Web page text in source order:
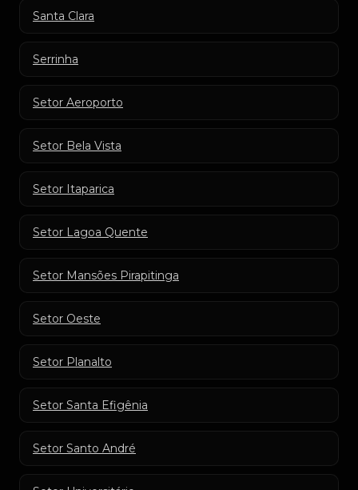
Santa Clara
Serrinha
Setor Aeroporto
Setor Bela Vista
Setor Itaparica
Setor Lagoa Quente
Setor Mansões Pirapitinga
Setor Oeste
Setor Planalto
Setor Santa Efigênia
Setor Santo André